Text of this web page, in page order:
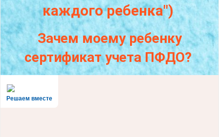
каждогоребенка")
Зачем моему ребенку
сертификат учета ПФДО?
Решаем вместе